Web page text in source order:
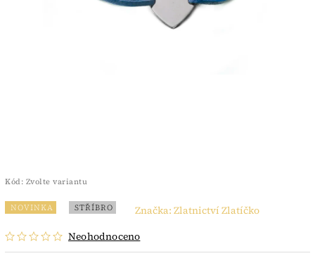
Kód: Zvolte variantu
NOVINKA STŘÍBRO
Neohodnoceno
Značka: Zlatnictví Zlatíčko